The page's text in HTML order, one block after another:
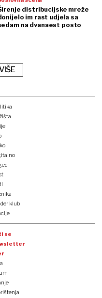
distribucijske mreže
im rast udjela sa
na dvanaest posto
klub
se